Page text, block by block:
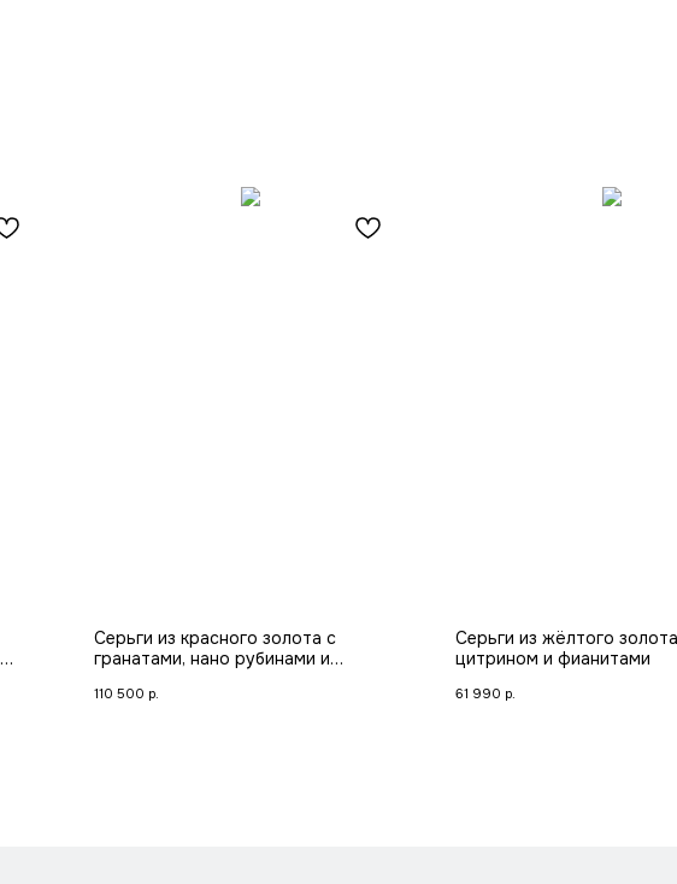
Серьги из красного золота с
гранатами, нано рубинами и
110 500 р.
Серьги из жёлтого
цитрином и фианитами
61 990 р.